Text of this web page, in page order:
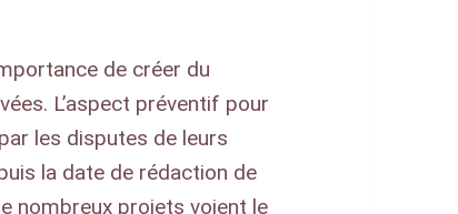
de créer du
L’aspect préventif pour
les disputes de leurs
la date de rédaction de
nombreux projets voient le